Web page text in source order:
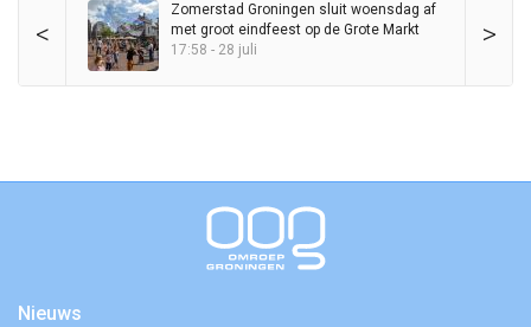
< >
Zomerstad Groningen sluit woensdag af
met groot eindfeest op de Grote Markt
17:58 - 28 juli
Nieuws